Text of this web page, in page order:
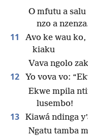
O mfutu a
nzo a
11
Avo ke wau
kiaku
Vava ngolo
12
Yo vova vo:
Ekwe mpila
lusembo!
13
Kiawá ndinga
Ngatu tamba